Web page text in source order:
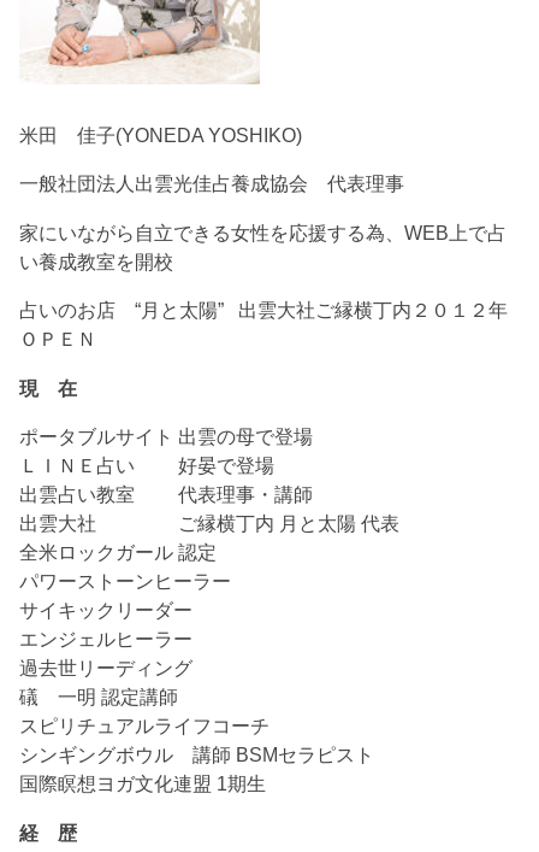
米田 佳子(YONEDA YOSHIKO)
一般社団法人出雲光佳占養成協会 代表理事
家にいながら自立できる女性を応援する為、WEB上で占
い養成教室を開校
占いのお店 “月と太陽” 出雲大社ご縁横丁内２０１２年
ＯＰＥＮ
現 在
ポータブルサイト 出雲の母で登場
ＬＩＮＥ占い 好晏で登場
出雲占い教室 代表理事・講師
出雲大社 ご縁横丁内 月と太陽 代表
全米ロックガール 認定
パワーストーンヒーラー
サイキックリーダー
エンジェルヒーラー
過去世リーディング
礒 一明 認定講師
スピリチュアルライフコーチ
シンギングボウル 講師 BSMセラピスト
国際瞑想ヨガ文化連盟 1期生
経 歴